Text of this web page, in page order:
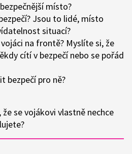
místo?
Jsou to lidé, místo
situací?
na frontě? Myslíte si, že
cítí v bezpečí nebo se pořád
bezpečí pro ně?
se vojákovi vlastně nechce